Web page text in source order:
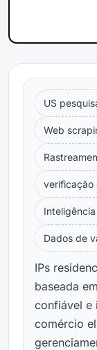
US
Web
verificação
Dados de
IPs
baseada
confiável e
comércio